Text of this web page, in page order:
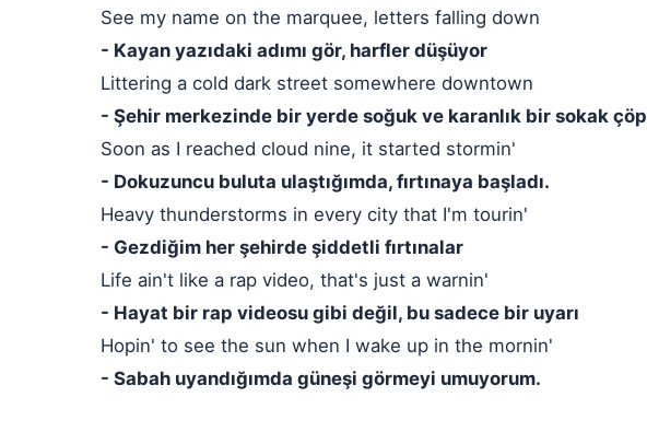
See my name on the marquee, letters falling down
- Kayan yazıdaki adımı gör, harfler düşüyor
Littering a cold dark street somewhere downtown
- Şehir merkezinde bir yerde soğuk ve karanlık bir sokak çöp
Soon as I reached cloud nine, it started stormin'
- Dokuzuncu buluta ulaştığımda, fırtınaya başladı.
Heavy thunderstorms in every city that I'm tourin'
- Gezdiğim her şehirde şiddetli fırtınalar
Life ain't like a rap video, that's just a warnin'
- Hayat bir rap videosu gibi değil, bu sadece bir uyarı
Hopin' to see the sun when I wake up in the mornin'
- Sabah uyandığımda güneşi görmeyi umuyorum.